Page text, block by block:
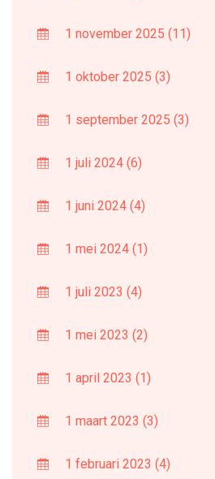
1 november 2025 (11)
1 oktober 2025 (3)
1 september 2025 (3)
1 juli 2024 (6)
1 juni 2024 (4)
1 mei 2024 (1)
1 juli 2023 (4)
1 mei 2023 (2)
1 april 2023 (1)
1 maart 2023 (3)
1 februari 2023 (4)